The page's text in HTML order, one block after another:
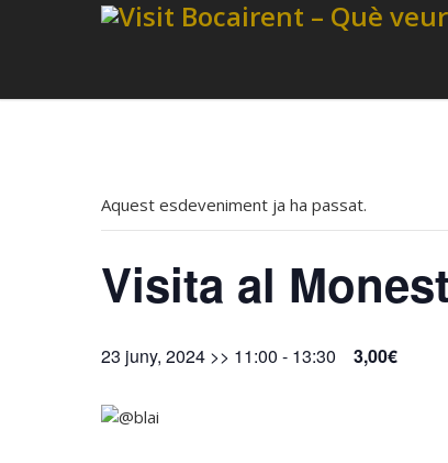
Aquest esdeveniment ja ha passat.
Visita al
23 juny, 2024 >> 11:00 - 13:30 3,00€